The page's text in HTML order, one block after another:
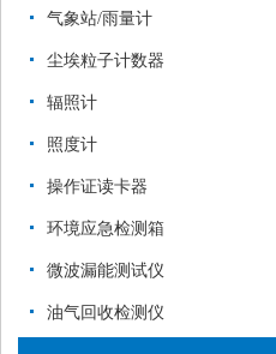
气象站/雨量计
尘埃粒子计数器
辐照计
照度计
操作证读卡器
环境应急检测箱
微波漏能测试仪
油气回收检测仪